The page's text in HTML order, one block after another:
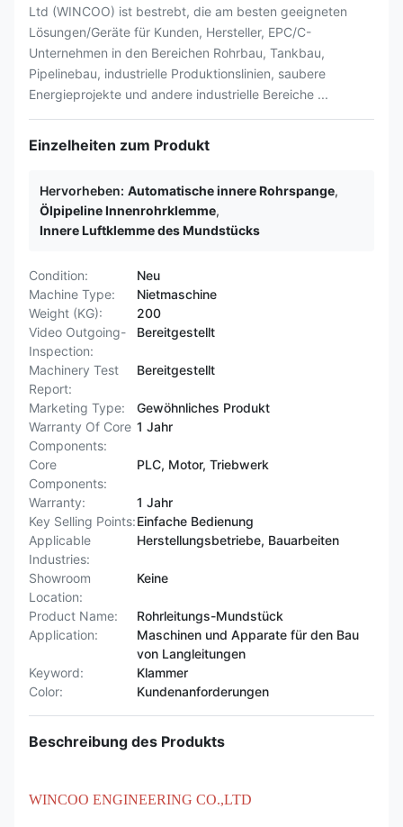
Ltd (WINCOO) ist bestrebt, die am besten geeigneten
Lösungen/Geräte für Kunden, Hersteller, EPC/C-
Unternehmen in den Bereichen Rohrbau, Tankbau,
Pipelinebau, industrielle Produktionslinien, saubere
Energieprojekte und andere industrielle Bereiche ...
Einzelheiten zum Produkt
Hervorheben: Automatische innere Rohrspange,
Ölpipeline Innenrohrklemme,
Innere Luftklemme des Mundstücks
Condition:
Neu
Machine Type:
Nietmaschine
Weight (KG):
200
Video Outgoing-
Inspection:
Bereitgestellt
Machinery Test
Report:
Bereitgestellt
Marketing Type:
Gewöhnliches Produkt
Warranty Of Core
Components:
1 Jahr
Core
Components:
PLC, Motor, Triebwerk
Warranty:
1 Jahr
Key Selling Points:Einfache Bedienung
Applicable
Industries:
Herstellungsbetriebe, Bauarbeiten
Showroom
Location:
Keine
Product Name:
Rohrleitungs-Mundstück
Application:
Maschinen und Apparate für den Bau
von Langleitungen
Keyword:
Klammer
Color:
Kundenanforderungen
Beschreibung des Produkts
WINCOO ENGINEERING CO.,LTD